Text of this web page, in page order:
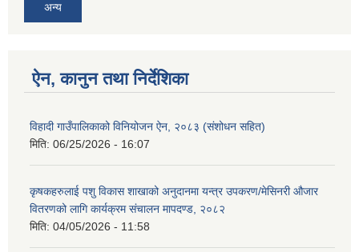
अन्य
ऐन, कानुन तथा निर्देशिका
विहादी गाउँपालिकाको विनियोजन ऐन, २०८३ (संशोधन सहित)
मिति: 06/25/2026 - 16:07
कृषकहरुलाई पशु विकास शाखाको अनुदानमा यन्त्र उपकरण/मेसिनरी औजार
वितरणको लागि कार्यक्रम संचालन मापदण्ड, २०८२
मिति: 04/05/2026 - 11:58